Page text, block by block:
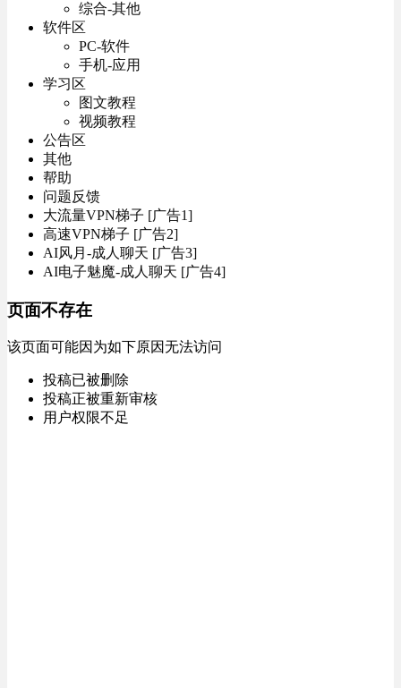
综合-其他
软件区
PC-软件
手机-应用
学习区
图文教程
视频教程
公告区
其他
帮助
问题反馈
大流量VPN梯子 [广告1]
高速VPN梯子 [广告2]
AI风月-成人聊天 [广告3]
AI电子魅魔-成人聊天 [广告4]
页面不存在
该页面可能因为如下原因无法访问
投稿已被删除
投稿正被重新审核
用户权限不足